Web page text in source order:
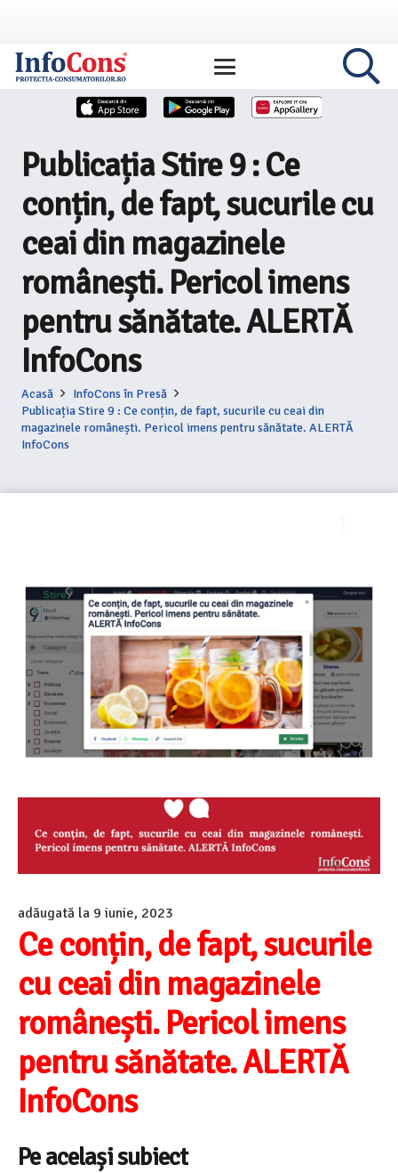
Publicația Stire 9 : Ce
conțin, de fapt, sucurile cu
ceai din magazinele
românești. Pericol imens
pentru sănătate. ALERTĂ
InfoCons
Acasă
InfoCons în Presă
Publicația Stire 9 : Ce conțin, de fapt, sucurile cu ceai din
magazinele românești. Pericol imens pentru sănătate. ALERTĂ
InfoCons
adăugată la 9 iunie, 2023
Ce conțin, de fapt, sucurile
cu ceai din magazinele
românești. Pericol imens
pentru sănătate. ALERTĂ
InfoCons
Pe același subiect